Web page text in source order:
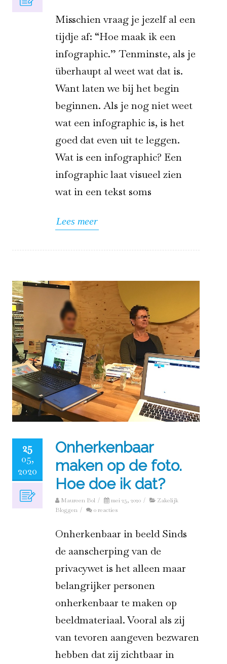
Misschien vraag je jezelf al een
tijdje af: “Hoe maak ik een
infographic.” Tenminste, als je
überhaupt al weet wat dat is.
Want laten we bij het begin
beginnen. Als je nog niet weet
wat een infographic is, is het
goed dat even uit te leggen.
Wat is een infographic? Een
infographic laat visueel zien
wat in een tekst soms
Lees meer
25
05,
2020
Onherkenbaar
maken op de foto.
Hoe doe ik dat?
Maureen Bol / mei 25, 2020 /
Zakelijk
Bloggen / 0 reacties
Onherkenbaar in beeld Sinds
de aanscherping van de
privacywet is het alleen maar
belangrijker personen
onherkenbaar te maken op
beeldmateriaal. Vooral als zij
van tevoren aangeven bezwaren
hebben dat zij zichtbaar in